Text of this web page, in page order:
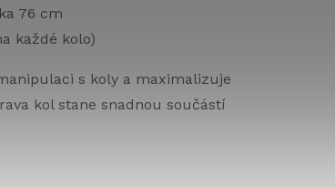
76 cm
každé kolo)
s koly a maximalizuje
kol stane snadnou součástí